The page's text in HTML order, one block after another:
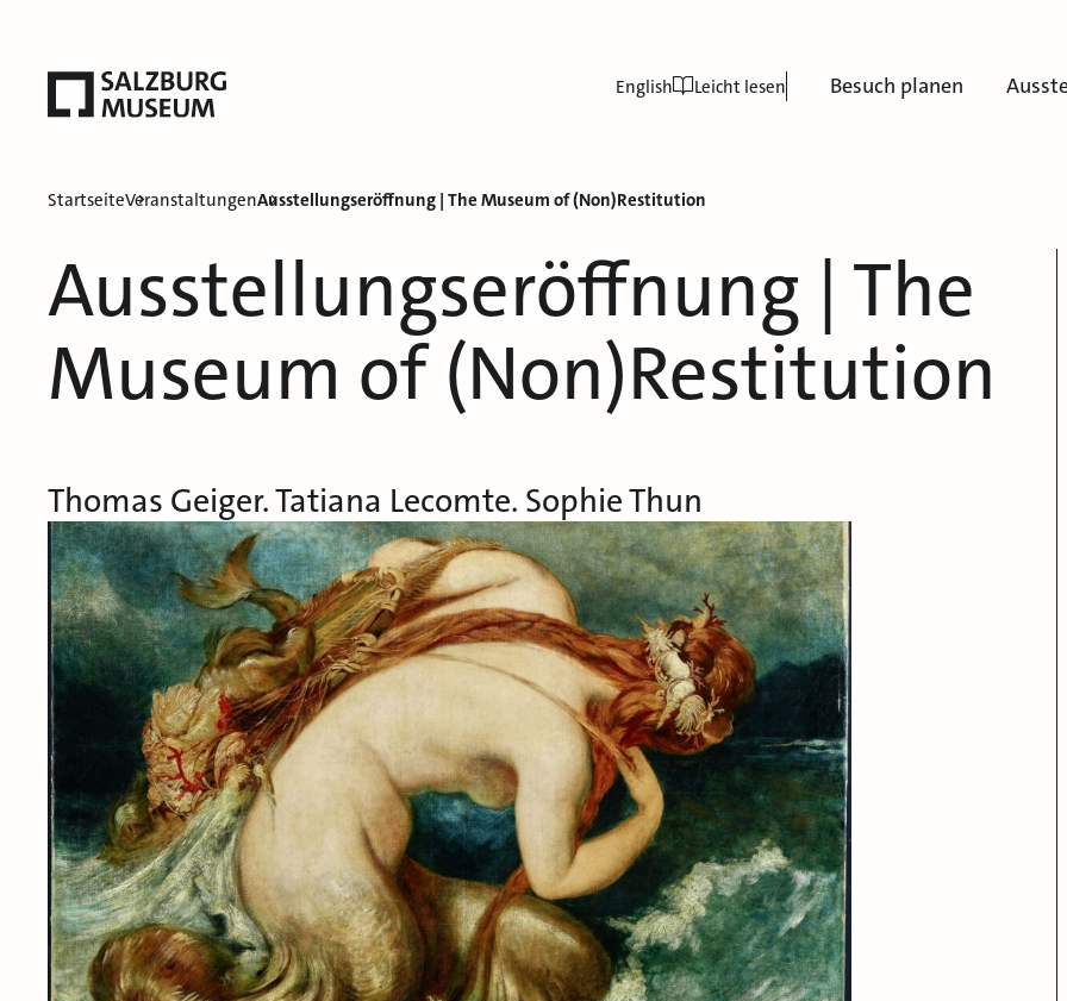
Besuch planen
English Leicht lesen
StartseiteVeranstaltungenAusstellungseröffnung | The Museum of (Non)Restitution
Ausstellungseröffnung | The
Museum of (Non)Restitution
Thomas Geiger. Tatiana Lecomte. Sophie Thun